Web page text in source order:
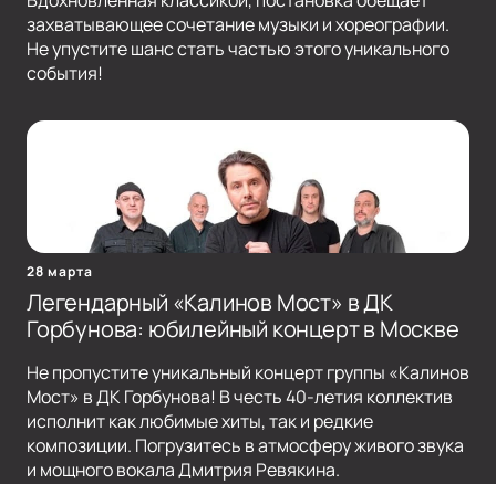
захватывающее сочетание музыки и хореографии.
Не упустите шанс стать частью этого уникального
события!
28 марта
Легендарный «Калинов Мост» в ДК
Горбунова: юбилейный концерт в Москве
Не пропустите уникальный концерт группы «Калинов
Мост» в ДК Горбунова! В честь 40-летия коллектив
исполнит как любимые хиты, так и редкие
композиции. Погрузитесь в атмосферу живого звука
и мощного вокала Дмитрия Ревякина.